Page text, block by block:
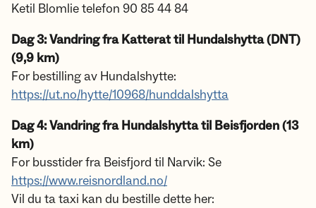
Ketil Blomlie telefon 90 85 44 84
Dag 3: Vandring fra Katterat til Hundalshytta (DNT)
(9,9 km)
For bestilling av Hundalshytte:
https://ut.no/hytte/10968/hunddalshytta
Dag 4: Vandring fra Hundalshytta til Beisfjorden (13
km)
For busstider fra Beisfjord til Narvik: Se
https://www.reisnordland.no/
Vil du ta taxi kan du bestille dette her: